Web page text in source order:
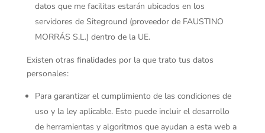
datos que me facilitas estarán ubicados en los
servidores de Siteground (proveedor de FAUSTINO
MORRÁS S.L.) dentro de la UE.
Existen otras finalidades por la que trato tus datos
personales:
Para garantizar el cumplimiento de las condiciones de
uso y la ley aplicable. Esto puede incluir el desarrollo
de herramientas y algoritmos que ayudan a esta web a